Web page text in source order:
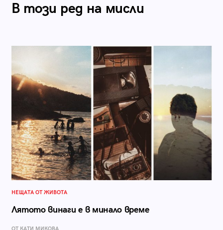
В този ред на мисли
НЕЩАТА ОТ ЖИВОТА
Лятото винаги е в минало време
ОТ КАТИ МИКОВА